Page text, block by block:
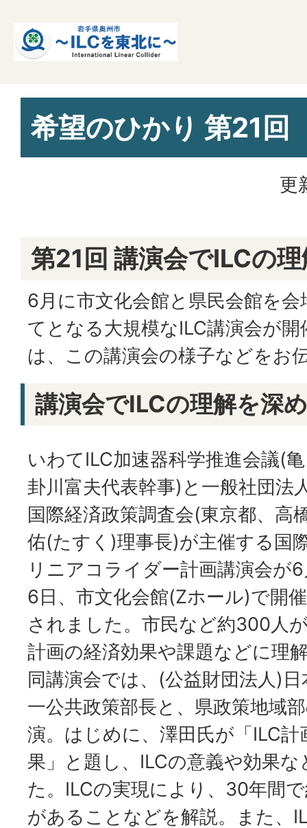
希望のひかり 第21回
更
第21回 講演会でILCの
6月に市文化会館と県民会館を
てとなる大規模なILC講演会が
は、この講演会の様子などをお
講演会でILCの理解を深
いわてILC加速器科学推進会議(亀
卦川富夫代表幹事)と一般社団法
国際経済政策調査会(東京都、高
佑(たすく)理事長)が主催する国
リニアコライダー計画講演会が
6日、市文化会館(Zホール)で開催
されました。市民など約300人
計画の経済効果や課題などに理
同講演会では、(公益財団法人)
一公共政策部長と、県政策地域
演。はじめに、澤田氏が「ILC
果」と題し、ILCの意義や効果
た。ILCの実現により、30年間
があることなどを解説。また、